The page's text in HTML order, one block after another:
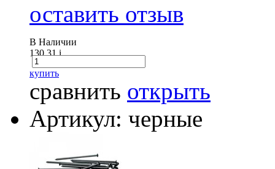
оставить отзыв
В Наличии
130.31i
купить
сравнить открыть
Артикул: черные